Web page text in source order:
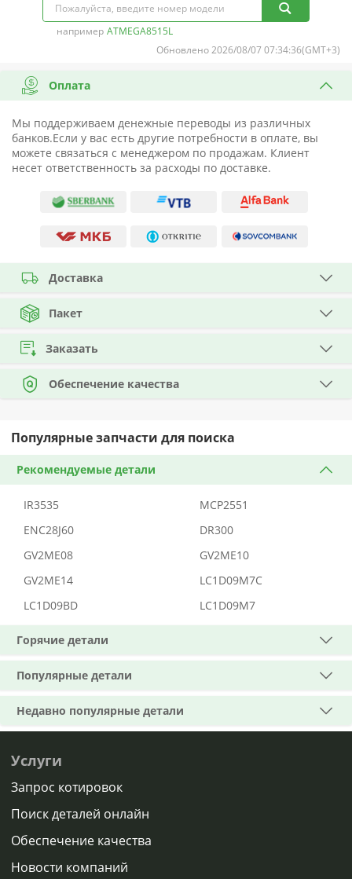
например ATMEGA8515L
Обновлено 2026/08/07 07:34:36(GMT+3)
Оплата
Мы поддерживаем денежные переводы из различных
банков.Если у вас есть другие потребности в оплате, вы
можете связаться с менеджером по продажам. Клиент
несет ответственность за расходы по доставке.
Доставка
Пакет
Заказать
Обеспечение качества
Популярные запчасти для поиска
Рекомендуемые детали
IR3535
MCP2551
ENC28J60
DR300
GV2ME08
GV2ME10
GV2ME14
LC1D09M7C
LC1D09BD
LC1D09M7
Горячие детали
Популярные детали
Недавно популярные детали
Услуги
Запрос котировок
Поиск деталей онлайн
Обеспечение качества
Новости компаний